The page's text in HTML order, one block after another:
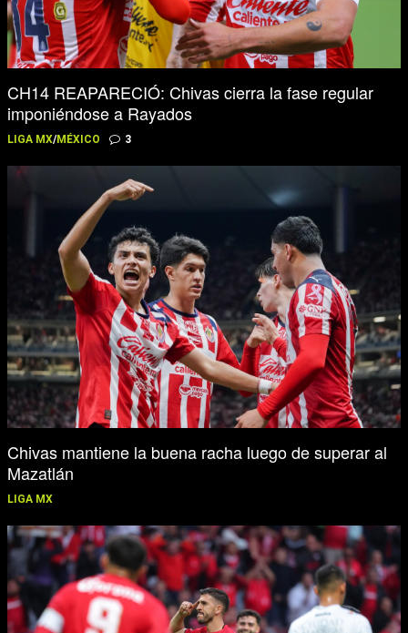
CH14 REAPARECIÓ: Chivas cierra la fase regular
imponiéndose a Rayados
LIGA MX/MÉXICO 3
Chivas mantiene la buena racha luego de superar al
Mazatlán
LIGA MX